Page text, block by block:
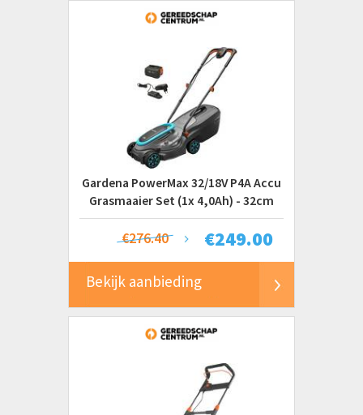
Gardena PowerMax 32/18V P4A Accu
Grasmaaier Set (1x 4,0Ah) - 32cm
€249.00
€276.40
Bekijk aanbieding